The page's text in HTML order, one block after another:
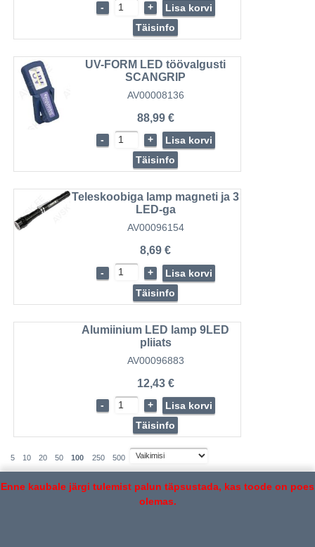
- +
Lisa korvi
Täisinfo
UV-FORM LED töövalgusti
SCANGRIP
AV00008136
88,99 €
- +
Lisa korvi
Täisinfo
Teleskoobiga lamp magneti ja 3
LED-ga
AV00096154
8,69 €
- +
Lisa korvi
Täisinfo
Alumiinium LED lamp 9LED
pliiats
AV00096883
12,43 €
- +
Lisa korvi
Täisinfo
5 10 20 50 100 250 500
Enne kaubale järgi tulemist palun täpsustada, kas toode on poes
olemas.